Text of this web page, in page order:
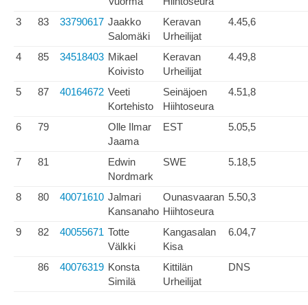
3 83 33790617 Jaakko
Salomäki
Keravan
Urheilijat
4.45,6
4 85 34518403 Mikael
Koivisto
Keravan
Urheilijat
4.49,8
5 87 40164672 Veeti
Kortehisto
Seinäjoen
Hiihtoseura
4.51,8
6 79
Olle Ilmar
Jaama
EST 5.05,5
7 81
Edwin
Nordmark
SWE 5.18,5
8 80 40071610 Jalmari
Kansanaho
Ounasvaaran
Hiihtoseura
5.50,3
9 82 40055671 Totte
Välkki
Kangasalan
Kisa
6.04,7
86 40076319 Konsta
Similä
Kittilän
Urheilijat
DNS